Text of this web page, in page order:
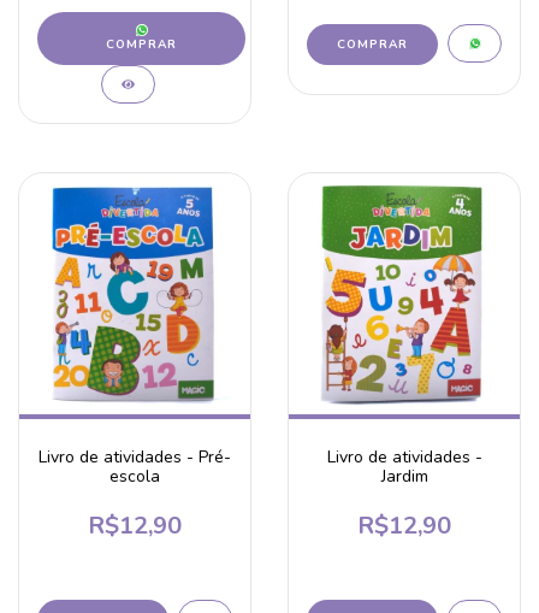
COMPRAR
Livro de atividades - Pré-
escola
R$12,90
Livro de atividades -
Jardim
R$12,90